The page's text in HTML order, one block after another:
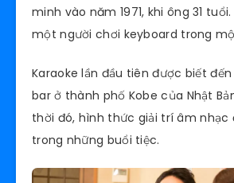
minh vào năm 1971, khi ông 31
một người chơi keyboard trong
Karaoke lần đầu tiên được biết
bar ở thành phố Kobe của Nhật
thời đó, hình thức giải trí âm nhạc
trong những buổi tiệc.